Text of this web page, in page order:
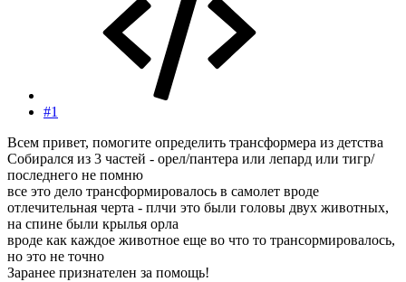
#1
Всем привет, помогите определить трансформера из детства
Собирался из 3 частей - орел/пантера или лепард или тигр/
последнего не помню
все это дело трансформировалось в самолет вроде
отлечительная черта - плчи это были головы двух животных,
на спине были крылья орла
вроде как каждое животное еще во что то трансормировалось,
но это не точно
Заранее признателен за помощь!